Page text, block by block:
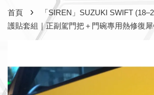
首頁 ›
「SIREN」SUZUKI SWIFT
護貼套組｜正副駕門把＋門碗專用熱修復